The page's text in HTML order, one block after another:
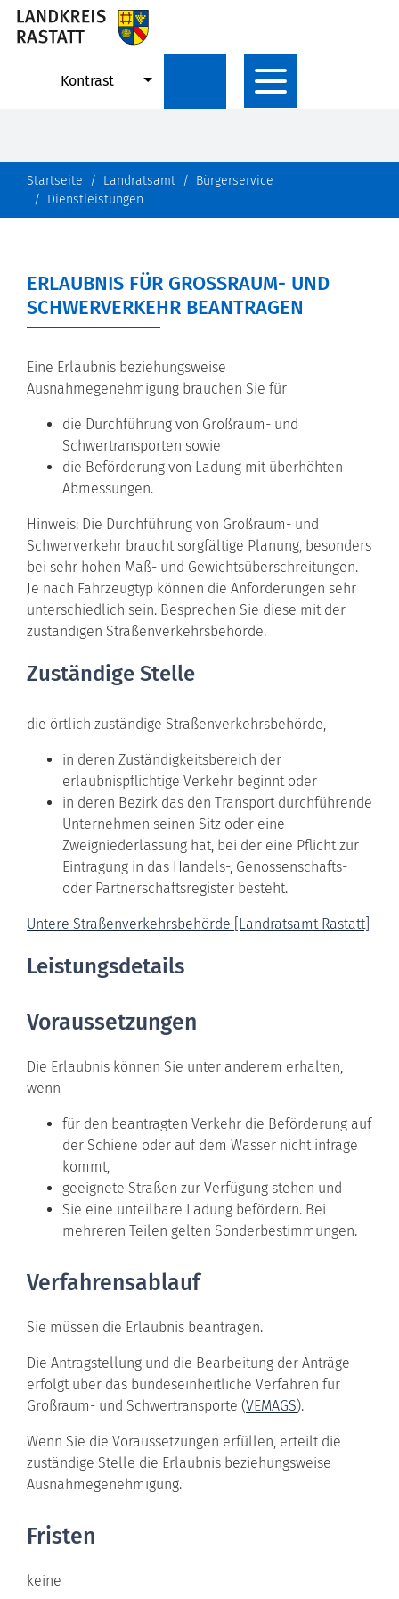
Kontrast
Startseite Landratsamt
Bürgerservice
Dienstleistungen
ERLAUBNIS FÜR GROSSRAUM- UND S
CHWERVERKEHR BEANTRAGEN
Eine Erlaubnis beziehungsweise
Ausnahmegenehmigung brauchen Sie für
die Durchführung von Großraum- und
Schwertransporten sowie
die Beförderung von Ladung mit überhöhten
Abmessungen.
Hinweis: Die Durchführung von Großraum- und
Schwerverkehr braucht sorgfältige Planung, besonders
bei sehr hohen Maß- und Gewichtsüberschreitungen.
Je nach Fahrzeugtyp können die Anforderungen sehr
unterschiedlich sein. Besprechen Sie diese mit der
zuständigen Straßenverkehrsbehörde.
Zuständige Stelle
die örtlich zuständige Straßenverkehrsbehörde,
in deren Zuständigkeitsbereich der
erlaubnispflichtige Verkehr beginnt oder
in deren Bezirk das den Transport durchführende
Unternehmen seinen Sitz oder eine
Zweigniederlassung hat, bei der eine Pflicht zur
Eintragung in das Handels-, Genossenschafts-
oder Partnerschaftsregister besteht.
Untere Straßenverkehrsbehörde [Landratsamt Rastatt]
Leistungsdetails
Voraussetzungen
Die Erlaubnis können Sie unter anderem erhalten,
wenn
für den beantragten Verkehr die Beförderung auf
der Schiene oder auf dem Wasser nicht infrage
kommt,
geeignete Straßen zur Verfügung stehen und
Sie eine unteilbare Ladung befördern. Bei
mehreren Teilen gelten Sonderbestimmungen.
Verfahrensablauf
Sie müssen die Erlaubnis beantragen.
Die Antragstellung und die Bearbeitung der Anträge
erfolgt über das bundeseinheitliche Verfahren für
Großraum- und Schwertransporte (VEMAGS).
Wenn Sie die Voraussetzungen erfüllen, erteilt die
zuständige Stelle die Erlaubnis beziehungsweise
Ausnahmegenehmigung.
Fristen
keine